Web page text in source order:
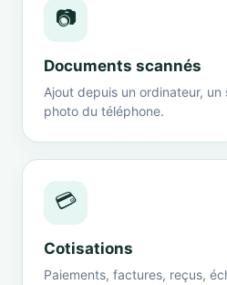
📷
Documents scannés
Ajout depuis un ordinateur, un
photo du téléphone.
💳
Cotisations
Paiements, factures, reçus,